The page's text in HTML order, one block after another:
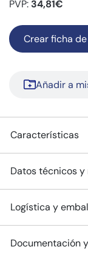
PVP: 34,81€
Crear ficha
Añadir a
Características
Datos técnicos y
Logística y
Documentación